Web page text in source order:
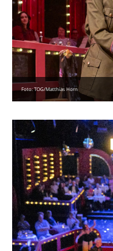
Foto: TOG/Matthias Horn